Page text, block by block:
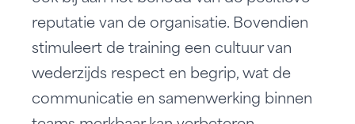
reputatie van de organisatie. Bovendien
stimuleert de training een cultuur van
wederzijds respect en begrip, wat de
communicatie en samenwerking binnen